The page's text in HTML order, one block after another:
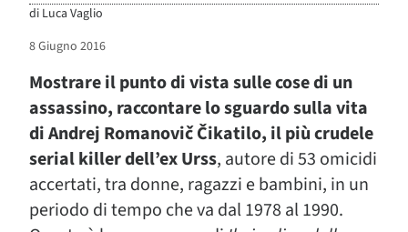
di Luca Vaglio
8 Giugno 2016
Mostrare il punto di vista sulle cose di un
assassino, raccontare lo sguardo sulla vita
di Andrej Romanovič Čikatilo, il più crudele
serial killer dell’ex Urss, autore di 53 omicidi
accertati, tra donne, ragazzi e bambini, in un
periodo di tempo che va dal 1978 al 1990.